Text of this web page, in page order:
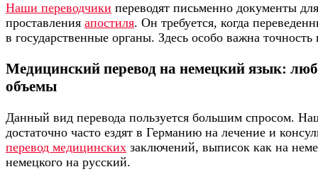
Наши переводчики переводят письменно документы
проставления апостиля. Он требуется, когда
в государственные органы. Здесь особо важна точность
Медицинский перевод на немецкий язык:
объемы
Данный вид перевода пользуется большим спросом.
достаточно часто ездят в Германию на лечение и
перевод медицинских заключений, выписок как на
немецкого на русский.